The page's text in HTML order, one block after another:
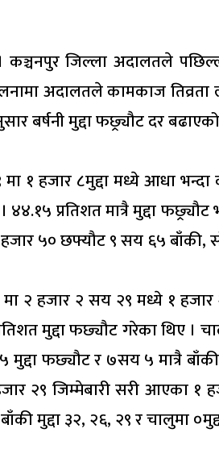
। कञ्चनपुर जिल्ला अदालतले
अदालतले कामकाज तिव्रता
बर्षनी मुद्दा फछ्र्यौट दर
१ हजार ८मुद्दा मध्ये आधा
४४.१५ प्रतिशत मात्रै मुद्दा
५० छफ्यौट ९ सय ६५ बाँकी,
२ हजार २ सय २९ मध्ये १
मुद्दा फछ्यौट गरेका थिए ।
फछ्यौट र ७सय ५ मात्रै
२९ जिम्मेबारी सरी आएका १
मुद्दा ३२, २६, २९ र चालुमा